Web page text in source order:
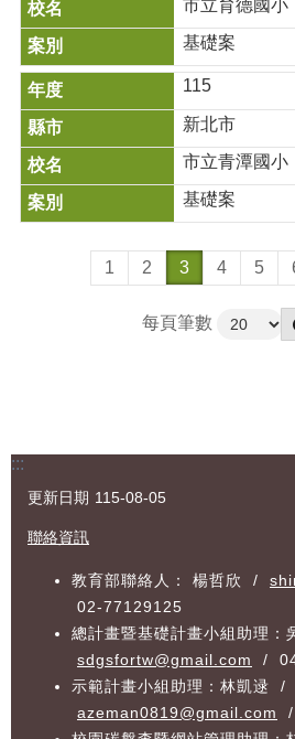
市立育德國小
基礎案
115
新北市
市立青潭國小
基礎案
1 2 3 4 5
每頁筆數
:::
更新日期 115-08-05
聯絡資訊
教育部聯絡人： 楊哲欣 /
02-77129125
總計畫暨基礎計畫小組助理
sdgsfortw@gmail.com
/
示範計畫小組助理：林凱逯 /
azeman0819@gmail.com
/